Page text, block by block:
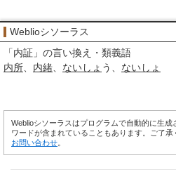
Weblioシソーラス
「内証 」の言い換え・類義語
内所
内緒 ないしょ う ないしょ
Weblioシソーラスはプログラムで自動的に生
ワードが含まれていることもあります。ご了承
お問い合わせ